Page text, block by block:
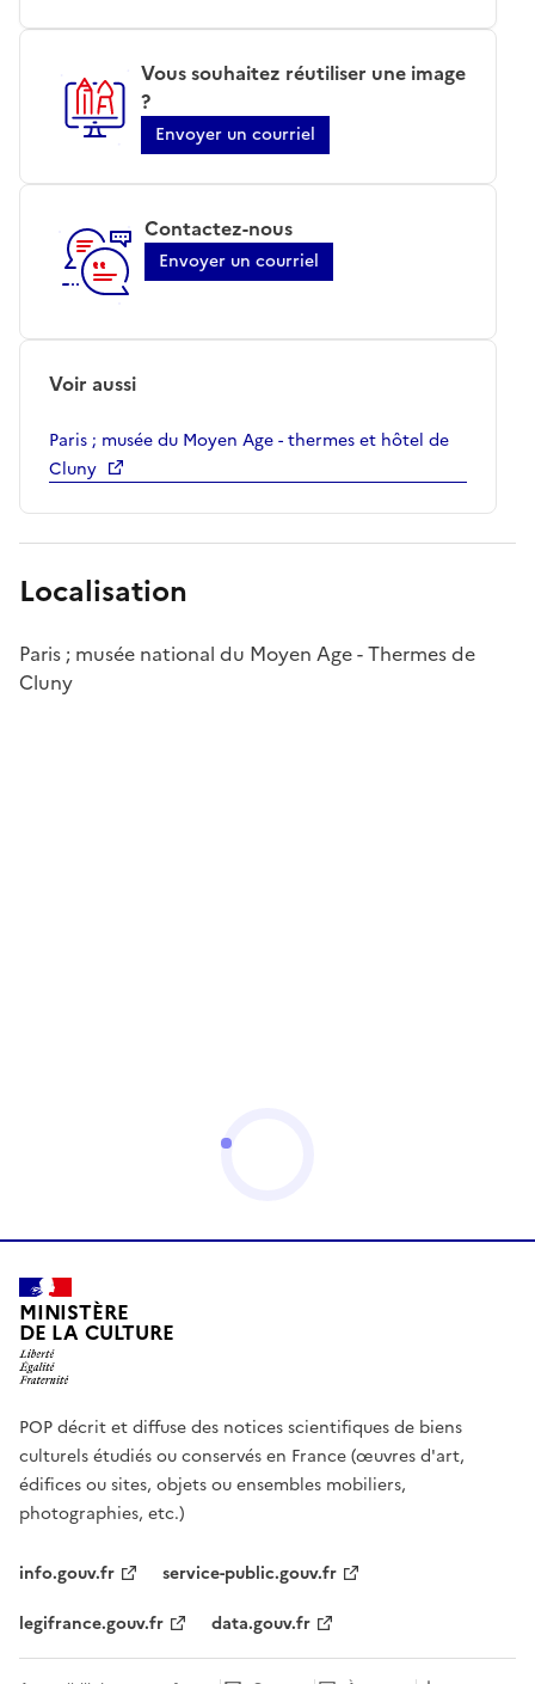
Vous souhaitez réutiliser une image
?
Envoyer un courriel
Contactez-nous
Envoyer un courriel
Voir aussi
Paris ; musée du Moyen Age - thermes et hôtel de
Cluny
Localisation
Paris ; musée national du Moyen Age - Thermes de
Cluny
MINISTÈRE
DE LA CULTURE
POP décrit et diffuse des notices scientifiques de biens
culturels étudiés ou conservés en France (œuvres d'art,
édifices ou sites, objets ou ensembles mobiliers,
photographies, etc.)
info.gouv.fr
service-public.gouv.fr
legifrance.gouv.fr
data.gouv.fr